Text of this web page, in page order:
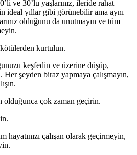
ve 30’lu yaşlarınız, ileride rahat
ideal yıllar gibi görünebilir ama aynı
olduğunu da unutmayın ve tüm
kurtulun.
keşfedin ve üzerine düşüp,
şeyden biraz yapmaya çalışmayın,
olduğunca çok zaman geçirin.
hayatınızı çalışan olarak geçirmeyin,